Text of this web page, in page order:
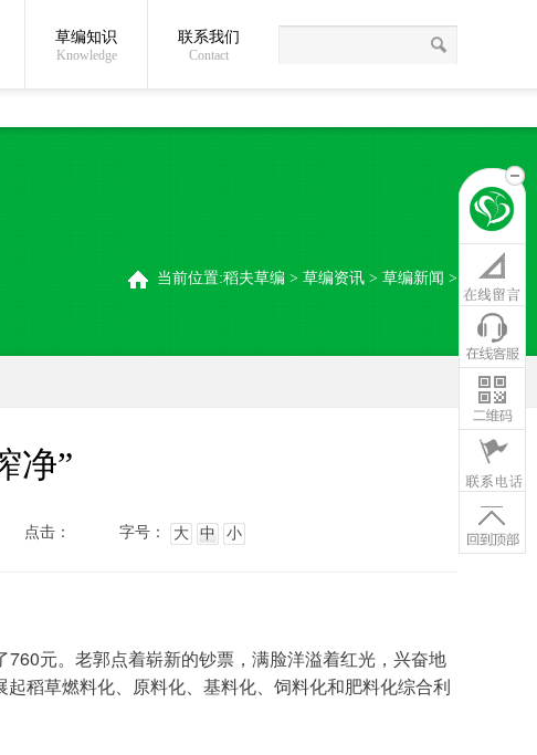
关于我们 草编常识 稻夫草编制品厂
草编知识
Knowledge
联系我们
Contact
当前位置:稻夫草编 > 草编资讯 > 草编新闻 >
净”
点击： 字号： 大 中 小
稻草燃料化、原料化、基料化、饲料化和肥料化综合利